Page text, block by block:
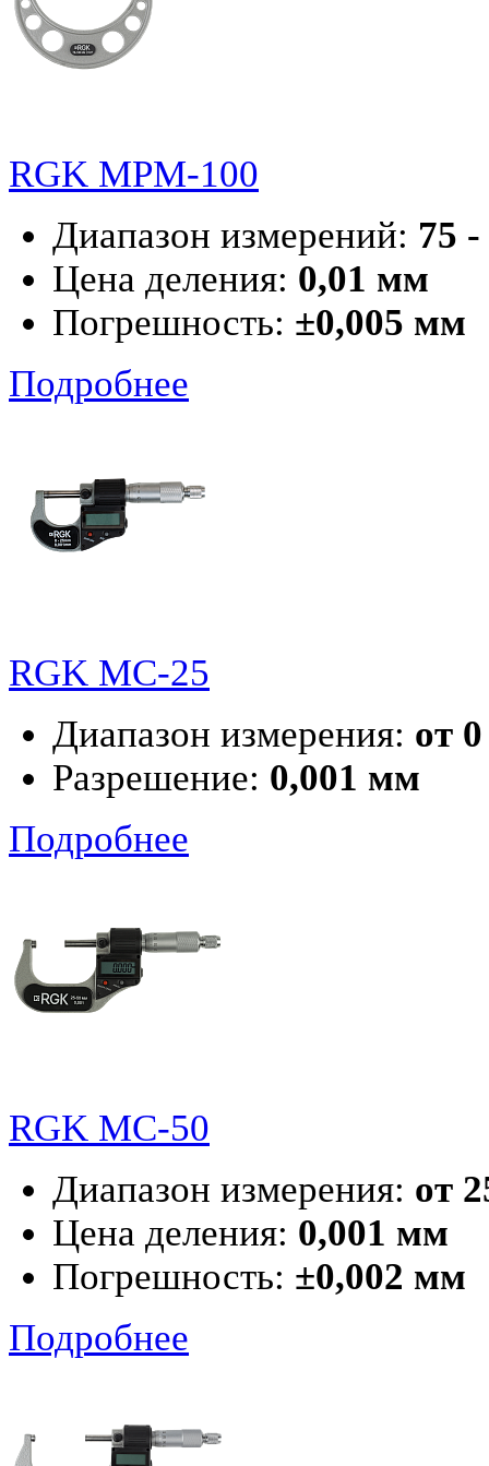
RGK MPM-100
Диапазон измерений: 75
Цена деления: 0,01 мм
Погрешность: ±0,005 мм
Подробнее
RGK MC-25
Диапазон измерения: от
Разрешение: 0,001 мм
Подробнее
RGK MC-50
Диапазон измерения: от
Цена деления: 0,001 мм
Погрешность: ±0,002 мм
Подробнее